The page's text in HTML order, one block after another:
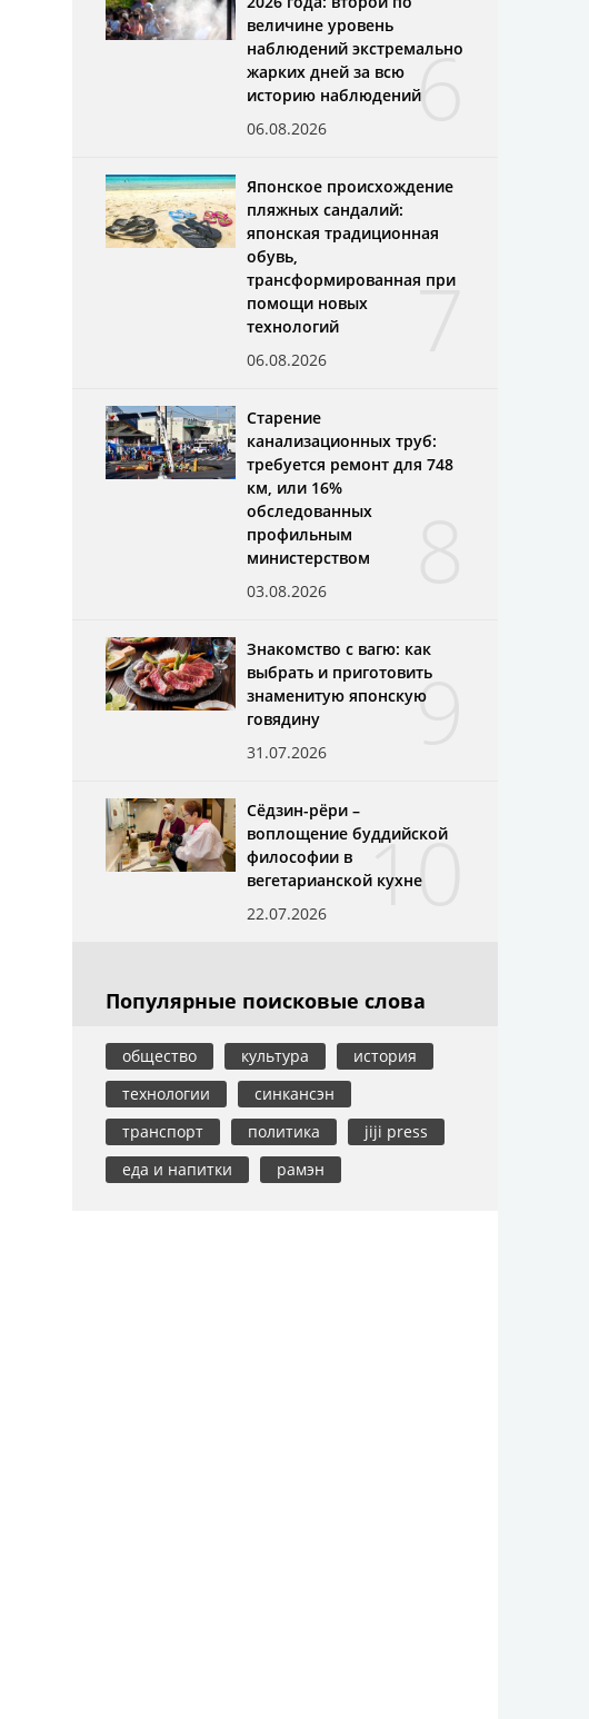
6
величине уровень
наблюдений экстремально
жарких дней за всю
историю наблюдений
06.08.2026
7
Японское происхождение
пляжных сандалий:
японская традиционная
обувь,
трансформированная при
помощи новых
технологий
06.08.2026
Старение
канализационных труб:
требуется ремонт для 748
км, или 16%
обследованных
профильным
министерством
03.08.2026
9
Знакомство с вагю: как
выбрать и приготовить
знаменитую японскую
говядину
31.07.2026
10
Сёдзин-рёри –
воплощение буддийской
философии в
вегетарианской кухне
22.07.2026
Популярные поисковые слова
общество культура
история
технологии
синкансэн
транспорт
политика
jiji press
еда и напитки
рамэн